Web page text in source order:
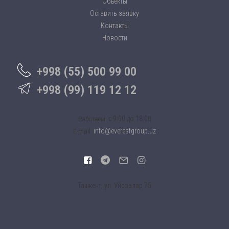
Оставить заявку
Контакты
Новости
+998 (55) 500 99 00
+998 (99) 119 12 12
Работаем: c 9:00 до 18:00
E-mail: info@everestgroup.uz
Ташкент, ул. Уйсозлар 75